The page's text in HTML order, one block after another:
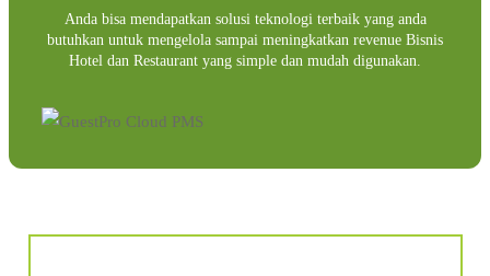
Anda bisa mendapatkan solusi teknologi terbaik yang anda
butuhkan untuk mengelola sampai meningkatkan revenue Bisnis
Hotel dan Restaurant yang simple dan mudah digunakan.